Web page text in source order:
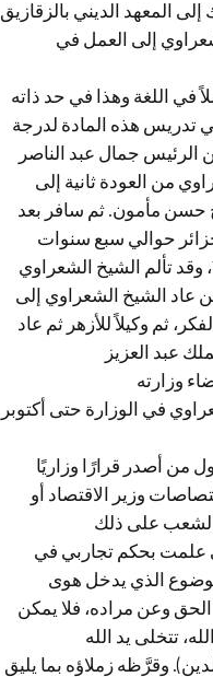
المعهد الديني بالزقازيق
إلى العمل في
في اللغة وهذا في حد ذاته
تدريس هذه المادة لدرجة
وفي عام 1963 حدث الخلاف بين الرئيس جمال عبد الناصر
من العودة ثانية إلى
حسن مأمون. ثم سافر بعد
حوالي سبع سنوات
قضاها في التدريس وأثناء وجوده في الجزائر حدثت نكسة يونيو 1967، وقد تألم الشيخ الشعراوي
عاد الشيخ الشعراوي إلى
ثم وكيلاً للأزهر ثم عاد
عبد العزيز
في الوزارة حتى أكتوبر
من أصدر قرارًا وزاريًا
وزير الاقتصاد أو
الشعب على ذلك
علمت بحكم تجاربي في
الذي يدخل هوى
وعن مراده، فلا يمكن
تتخلى يد الله
وقرَّظه زملاؤه بما يليق